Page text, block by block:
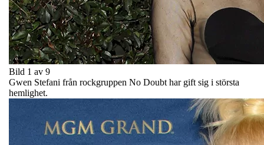
Bild 1 av 9
Gwen Stefani från rockgruppen No Doubt har gift sig i största
hemlighet.